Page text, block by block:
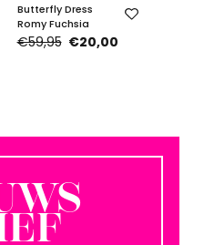
Butterfly Dress
Romy Fuchsia
€59,95 €20,00